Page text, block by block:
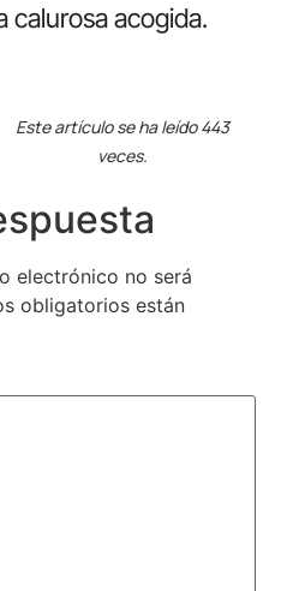
calurosa acogida.
Este artículo se ha leído 443
veces.
electrónico no será
obligatorios están